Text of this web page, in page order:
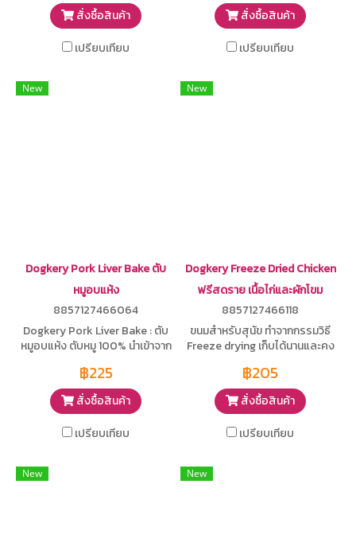
สั่งซื้อสินค้า
เปรียบเทียบ
สั่งซื้อสินค้า
เปรียบเทียบ
New
Dogkery Pork Liver Bake ตับ
หมูอบแห้ง
8857127466064
Dogkery Pork Liver Bake : ตับ
หมูอบแห้ง ตับหมู 100% นำเข้าจาก
฿225
สั่งซื้อสินค้า
เปรียบเทียบ
New
Dogkery Freeze Dried Chicken
ฟรีสดราย เนื้อไก่และผักโขม
8857127466118
ขนมสำหรับสุนัข ทำจากกรรมวิธี
Freeze drying เก็บได้นานและคง
฿205
สั่งซื้อสินค้า
เปรียบเทียบ
New New